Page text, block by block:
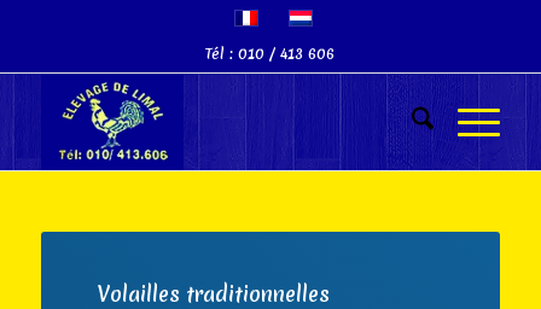
Tél : 010 / 413 606
Volailles traditionnelles